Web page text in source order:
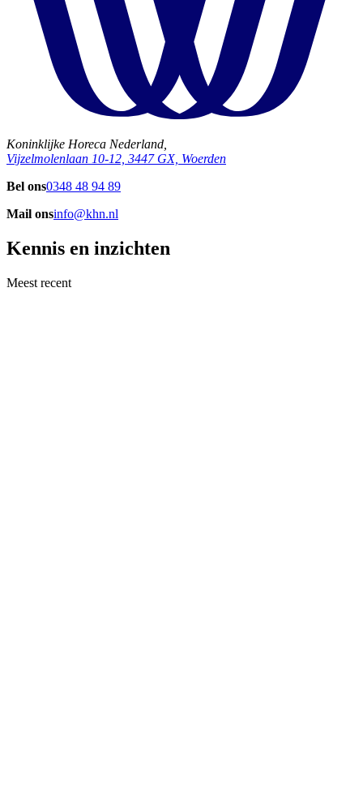
Koninklijke Horeca Nederland,
Vijzelmolenlaan 10-12, 3447 GX, Woerden
Bel ons0348 48 94 89
Mail onsinfo@khn.nl
Kennis en inzichten
Meest recent